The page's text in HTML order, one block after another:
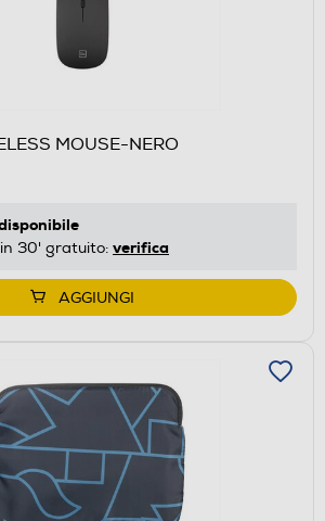
MOUSE-NERO
30' gratuito: verifica
AGGIUNGI